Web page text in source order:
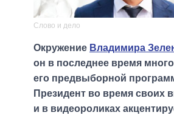
Слово и дело
Окружение Владимира
он в последнее время
его предвыборной
Президент во время своих
и в видеороликах